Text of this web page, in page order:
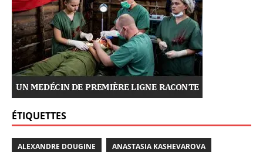
ÉTIQUETTES
ALEXANDRE DOUGINE ANASTASIA KASHEVAROVA